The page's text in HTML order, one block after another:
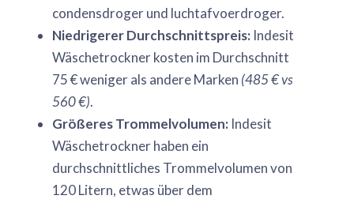
condensdroger und luchtafvoerdroger.
Niedrigerer Durchschnittspreis: Indesit
Wäschetrockner kosten im Durchschnitt
75 € weniger als andere Marken (485 € vs
560 €).
Größeres Trommelvolumen: Indesit
Wäschetrockner haben ein
durchschnittliches Trommelvolumen von
120 Litern, etwas über dem